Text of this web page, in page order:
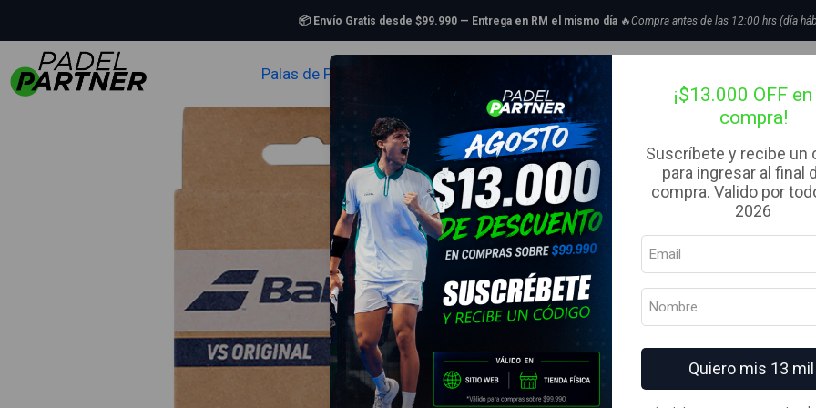
¡$13.000 OFF
compra!
Suscríbete y recibe un
para ingresar al final
compra. Valido por
2026
Quiero mis 13
Palas de Padel Zapatillas de Padel Bolsos Complementos
📦 Envío Gratis desde $99.990 — Entrega en RM el mismo día 🔥Compra antes de las 12:00 hrs (día
Inicio Complementos Overgrips Overgrips Babolat VS Original Liso Blanco
Overgrips
Blanco X12
MARCA
Cantidad
Mostrar stock de